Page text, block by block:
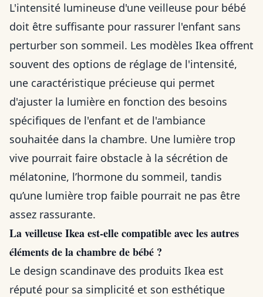
L'intensité lumineuse d'une veilleuse pour bébé
doit être suffisante pour rassurer l'enfant sans
perturber son sommeil. Les modèles Ikea offrent
souvent des options de réglage de l'intensité,
une caractéristique précieuse qui permet
d'ajuster la lumière en fonction des besoins
spécifiques de l'enfant et de l'ambiance
souhaitée dans la chambre. Une lumière trop
vive pourrait faire obstacle à la sécrétion de
mélatonine, l’hormone du sommeil, tandis
qu’une lumière trop faible pourrait ne pas être
assez rassurante.
La veilleuse Ikea est-elle compatible avec les autres
éléments de la chambre de bébé ?
Le design scandinave des produits Ikea est
réputé pour sa simplicité et son esthétique